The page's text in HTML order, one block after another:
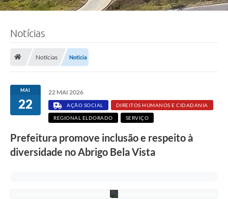
Notícias
Notícias Notícia
MAI
22
22 MAI 2026
AÇÃO SOCIAL DIREITOS HUMANOS E CIDADANIA
REGIONAL ELDORADO SERVIÇO
Prefeitura promove inclusão e respeito à
diversidade no Abrigo Bela Vista
n
a
S
u
a